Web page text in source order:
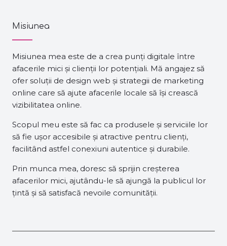
Misiunea
Misiunea mea este de a crea punți digitale între
afacerile mici și clienții lor potențiali. Mă angajez să
ofer soluții de design web și strategii de marketing
online care să ajute afacerile locale să își crească
vizibilitatea online.
Scopul meu este să fac ca produsele și serviciile lor
să fie ușor accesibile și atractive pentru clienți,
facilitând astfel conexiuni autentice și durabile.
Prin munca mea, doresc să sprijin creșterea
afacerilor mici, ajutându-le să ajungă la publicul lor
țintă și să satisfacă nevoile comunității.